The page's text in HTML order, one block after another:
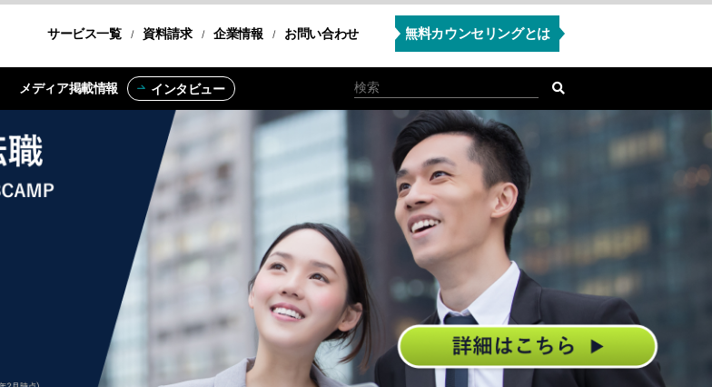
サービス一覧
転職コース 資料請求 企業情報 お問い合わせ 無料カウンセリングとは
メディア掲載情報 インタビュー